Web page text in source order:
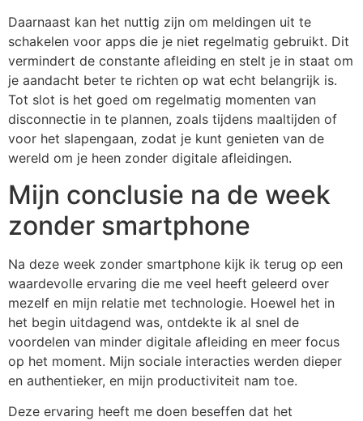
Daarnaast kan het nuttig zijn om meldingen uit te
schakelen voor apps die je niet regelmatig gebruikt. Dit
vermindert de constante afleiding en stelt je in staat om
je aandacht beter te richten op wat echt belangrijk is.
Tot slot is het goed om regelmatig momenten van
disconnectie in te plannen, zoals tijdens maaltijden of
voor het slapengaan, zodat je kunt genieten van de
wereld om je heen zonder digitale afleidingen.
Mijn conclusie na de week
zonder smartphone
Na deze week zonder smartphone kijk ik terug op een
waardevolle ervaring die me veel heeft geleerd over
mezelf en mijn relatie met technologie. Hoewel het in
het begin uitdagend was, ontdekte ik al snel de
voordelen van minder digitale afleiding en meer focus
op het moment. Mijn sociale interacties werden dieper
en authentieker, en mijn productiviteit nam toe.
Deze ervaring heeft me doen beseffen dat het